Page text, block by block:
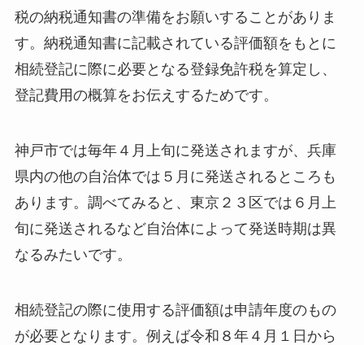
税の納税通知書の準備をお願いすることがありま
す。納税通知書に記載されている評価額をもとに
相続登記に際に必要となる登録免許税を算定し、
登記費用の概算をお伝えするためです。
神戸市では毎年４月上旬に発送されますが、兵庫
県内の他の自治体では５月に発送されるところも
あります。調べてみると、東京２３区では６月上
旬に発送されるなど自治体によって発送時期は異
なるみたいです。
相続登記の際に使用する評価額は申請年度のもの
が必要となります。例えば令和８年４月１日から